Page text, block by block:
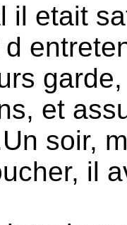
il etait
et
soir,
il